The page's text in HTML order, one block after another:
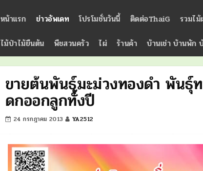
หน้าแรก ข่าวอัพเดท โปรโมชั่นวันนี้ ติดต่อThaiG รวมไ
ไม้ป่าไม้ยืนต้น
พืชสวนครัว ไผ่ ร้านค้า บ้านเช่า บ้านพัก
ขายต้นพันธุ์มะม่วงทองดำ พันธุ์
ดกออกลูกทั้งปี
24 กรกฎาคม 2013 YA2512